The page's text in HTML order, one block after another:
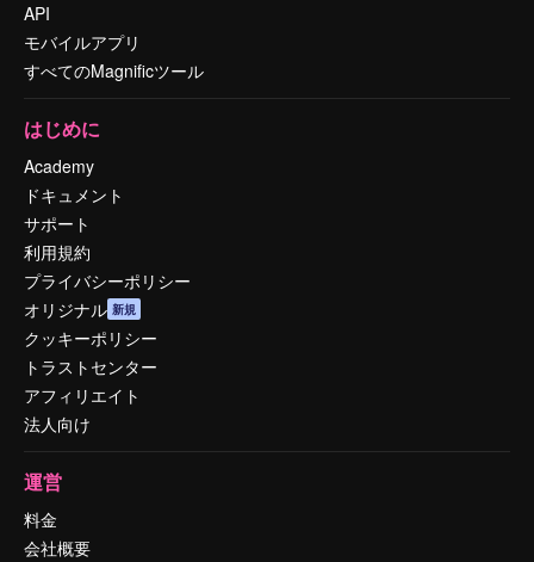
API
モバイルアプリ
すべてのMagnificツール
はじめに
Academy
ドキュメント
サポート
利用規約
プライバシーポリシー
オリジナル 新規
クッキーポリシー
トラストセンター
アフィリエイト
法人向け
運営
料金
会社概要